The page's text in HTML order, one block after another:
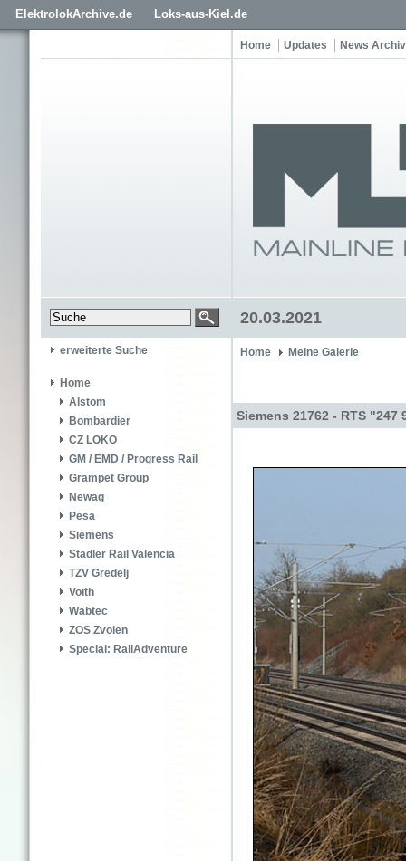
ElektrolokArchive.de Loks-aus-Kiel.de
Home Updates News Archiv
20.03.2021
erweiterte Suche
Home
Alstom
Bombardier
CZ LOKO
GM / EMD / Progress Rail
Grampet Group
Newag
Pesa
Siemens
Stadler Rail Valencia
TZV Gredelj
Voith
Wabtec
ZOS Zvolen
Special: RailAdventure
Home Meine Galerie
Siemens 21762 - RTS "247